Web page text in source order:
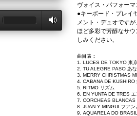
ヴォイス・パフォー
●キーボード・プレイ
メント・デュオです
ほど多彩で芳醇なサ
しみください。
曲目表：
1. LUCES DE TOKYO 東
2. TU ALEGRE PASO あ
3. MERRY CHRISTMAS
4. CABANA DE KUSHIRO
5. RITMO リズム
6. EN YUNTA DE TRES
7. CORCHEAS BLANCAS
8. JUAN Y MINGUI フアン
9. AQUARELA DO